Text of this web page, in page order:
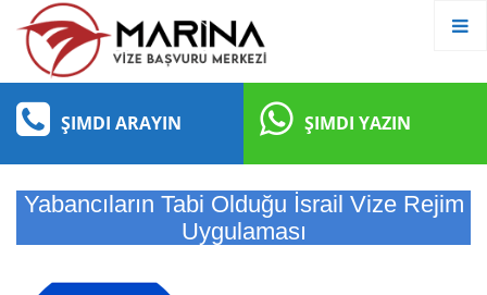
ŞIMDI ARAYIN ŞIMDI YAZIN
Yabancıların Tabi Olduğu İsrail Vize Rejim
Uygulaması